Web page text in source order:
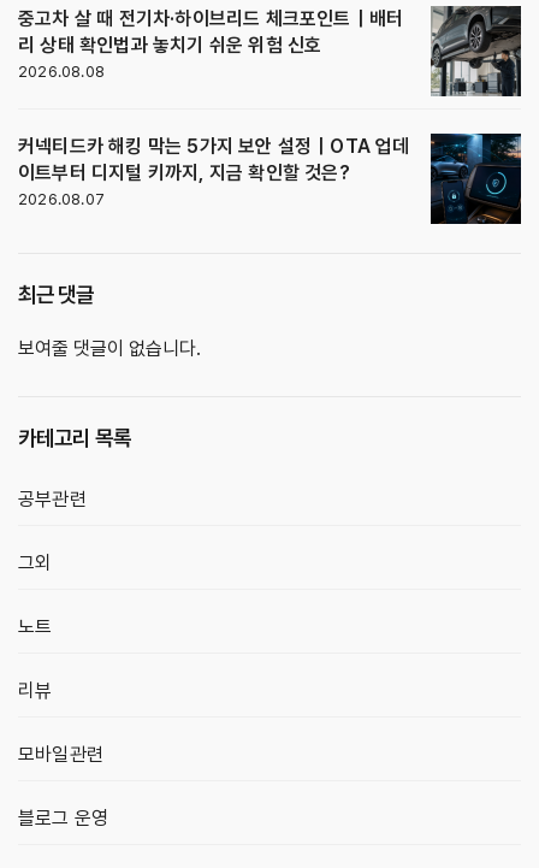
중고차 살 때 전기차·하이브리드 체크포인트｜배터
리 상태 확인법과 놓치기 쉬운 위험 신호
2026.08.08
커넥티드카 해킹 막는 5가지 보안 설정｜OTA 업데
이트부터 디지털 키까지, 지금 확인할 것은?
2026.08.07
최근 댓글
보여줄 댓글이 없습니다.
카테고리 목록
공부관련
그외
노트
리뷰
모바일관련
블로그 운영